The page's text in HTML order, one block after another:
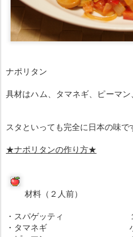
ナポリタン
具材はハム、タマネギ、ピーマ
スタといっても完全に日本の味で
★ナポリタンの作り方★
材料（２人前）
・スパゲッティ １
・タマネギ 小１